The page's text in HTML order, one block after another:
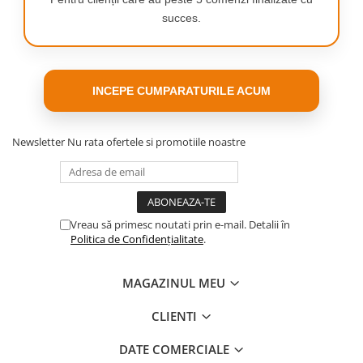
FUNCȚIE DE VIBRAȚIE CARE
MODELEAZĂ ÎNTREGUL CORP
succes.
INCEPE CUMPARATURILE ACUM
Newsletter Nu rata ofertele si promotiile noastre
Vreau să primesc noutati prin e-mail. Detalii în
Politica de Confidențialitate.
MAGAZINUL MEU
CLIENTI
DATE COMERCIALE